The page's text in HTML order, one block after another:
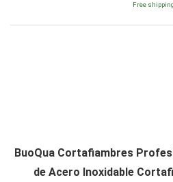
Free shipping
BuoQua Cortafiambres
de Acero Inoxidable